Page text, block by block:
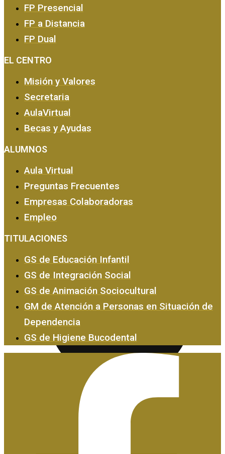
Certificados de Profesionalidad
FP Presencial
FP a Distancia
FP Dual
EL CENTRO
Misión y Valores
Secretaria
AulaVirtual
Becas y Ayudas
ALUMNOS
Aula Virtual
Preguntas Frecuentes
Empresas Colaboradoras
Empleo
TITULACIONES
GS de Educación Infantil
GS de Integración Social
GS de Animación Sociocultural
GM de Atención a Personas en Situación de
Dependencia
GS de Higiene Bucodental